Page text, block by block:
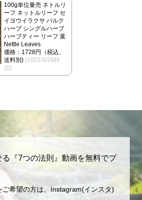
100g単位量売 ネトルリ
ーフ ネットルリーフ セ
イヨウイラクサ バルク
ハーブ シングルハーブ
ハーブティー リーフ 葉
Nettle Leaves
価格：1728円（税込、
送料別) (2021/3/26時
点)
『7つの法則』動画を無料でプ
ご希望の方は、Instagram(インスタ)